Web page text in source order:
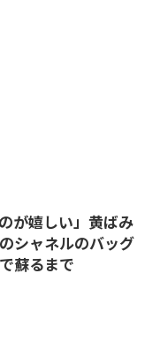
が嬉しい」黄ばみ
シャネルのバッグ
蘇るまで